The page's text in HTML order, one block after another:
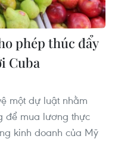
phép thúc đẩy
Cuba
một dự luật nhằm
để mua lương thực
kinh doanh của Mỹ